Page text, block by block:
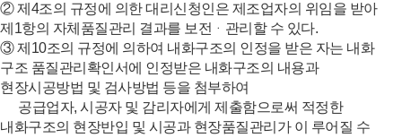
② 제4조의 규정에 의한 대리신청인은 제조업자의 위임을 받아
제1항의 자체품질관리 결과를 보전ᆞ관리할 수 있다.
③ 제10조의 규정에 의하여 내화구조의 인정을 받은 자는 내화
구조 품질관리확인서에 인정받은 내화구조의 내용과
현장시공방법 및 검사방법 등을 첨부하여
공급업자, 시공자 및 감리자에게 제출함으로써 적정한
내화구조의 현장반입 및 시공과 현장품질관리가 이 루어질 수